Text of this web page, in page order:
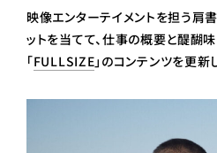
映像エンターテイメントを担う肩
ットを当てて、仕事の概要と醍醐
「FULLSIZE」のコンテンツを更新